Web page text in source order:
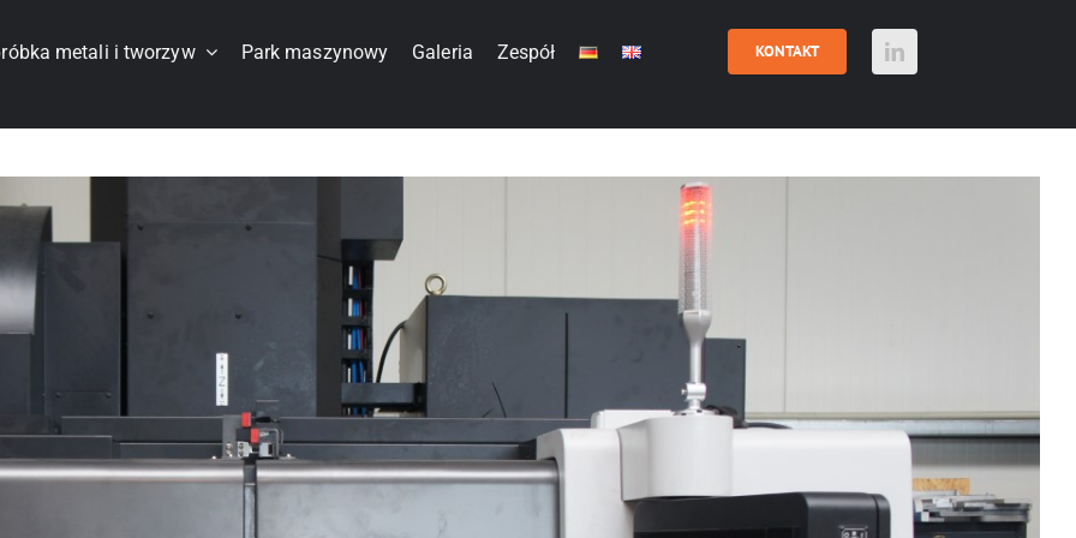
metali i tworzyw Park maszynowy Galeria Zespół KONTAKT